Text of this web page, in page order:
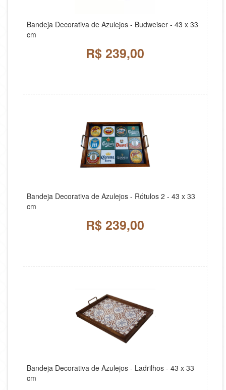
Bandeja Decorativa de Azulejos - Budweiser - 43 x 33
cm
R$ 239,00
Bandeja Decorativa de Azulejos - Rótulos 2 - 43 x 33
cm
R$ 239,00
Bandeja Decorativa de Azulejos - Ladrilhos - 43 x 33
cm